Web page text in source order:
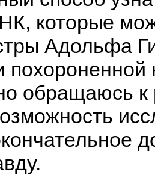
которые
Адольфа
обращаюсь к